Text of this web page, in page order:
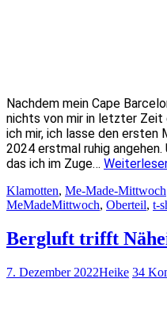
Nachdem mein Cape
nichts von mir in letzter
ich mir, ich lasse den
2024 erstmal ruhig
das ich im Zuge…
Klamotten, Me-Made-Mittwoch
MeMadeMittwoch, Oberteil, t-
Bergluft trifft
7. Dezember 2022Heike 34